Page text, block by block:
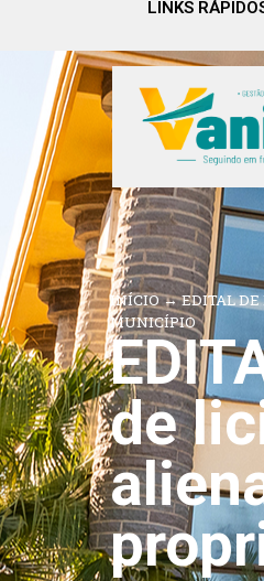
LINKS
INÍCIO→EDITAL
MUNICÍPIO
de